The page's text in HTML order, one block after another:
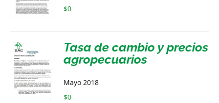
$0
Tasa de cambio y precios
agropecuarios
Mayo 2018
$0